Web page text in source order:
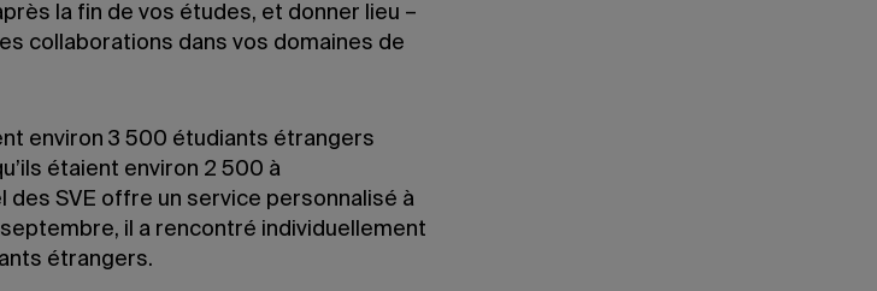
la fin de vos études, et donner lieu –
collaborations dans vos domaines de
environ 3 500 étudiants étrangers
étaient environ 2 500 à
des SVE offre un service personnalisé à
il a rencontré individuellement
étrangers.